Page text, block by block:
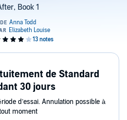
Book 1
de Standard
30 jours
d’essai. Annulation possible à
moment